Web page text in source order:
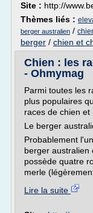
Site : http://
Thèmes liés :
berger australien /
berger / chien et
Chien : les
- Ohmymag
Parmi toutes les
plus populaires
races de chien et
Le berger
Probablement
berger australien
possède quatre
merle
Lire la suite